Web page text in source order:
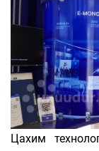
Цахим